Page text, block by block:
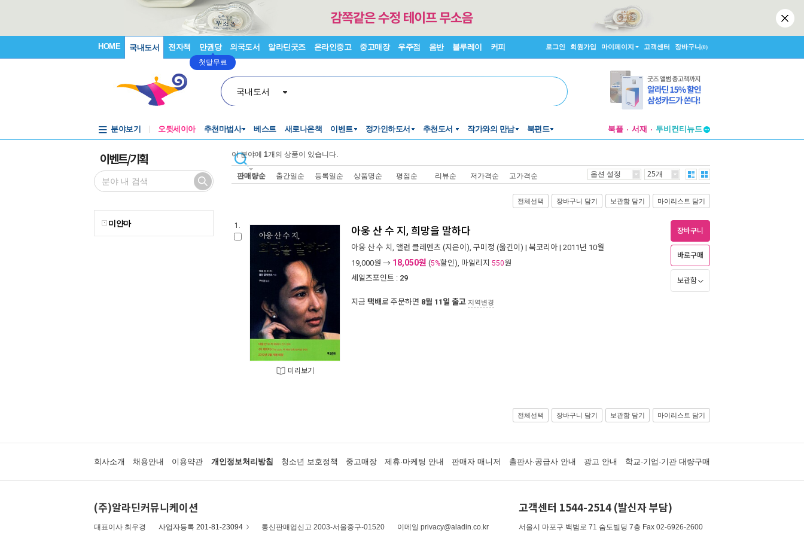
HOME 국내도서 전자책 만권당
첫달무료
외국도서 알라딘굿즈 온라인중고 중고매장 우주점 음반 블루레이 커피 로그인 회원가입 마이페이지 고객센터 장바구니(0)
국내도서
분야보기 오뒷세이아 추천마법사 베스트 새로나온책 이벤트 정가인하도서 추천도서 작가와의 만남 북펀드 북플 서재
투비컨티뉴드
이벤트/기획
미얀마
이 분야에 1개의 상품이 있습니다.
판매량순 출간일순 등록일순 상품명순 평점순 리뷰순 저가격순 고가격순 옵션 설정 25개
전체선택 장바구니 담기 보관함 담기 마이리스트 담기
1.
미리보기
아웅 산 수 지, 희망을 말하다
아웅 산 수 치 , 앨런 클레멘츠 (지은이), 구미정 (옮긴이) | 북코리아 | 2011년 10월
19,000원 → 18,050원 (5%할인), 마일리지 550원
세일즈포인트 : 29
지금 택배로 주문하면 8월 11일 출고 지역변경
장바구니
바로구매
보관함
전체선택 장바구니 담기 보관함 담기 마이리스트 담기
회사소개 채용안내 이용약관 개인정보처리방침 청소년 보호정책 중고매장 제휴·마케팅 안내 판매자 매니저 출판사·공급사 안내 광고 안내 학교·기업·기관 대량구매
(주)알라딘커뮤니케이션
대표이사 최우경 사업자등록 201-81-23094 통신판매업신고 2003-서울중구-01520 이메일 privacy@aladin.co.kr
고객센터 1544-2514 (발신자 부담)
서울시 마포구 백범로 71 숨도빌딩 7층 Fax 02-6926-2600